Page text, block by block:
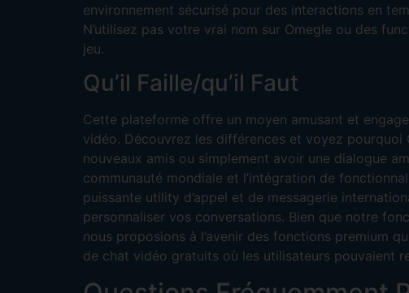
environnement sécurisé pour des interactions en
N’utilisez pas votre vrai nom sur Omegle ou des
jeu.
Qu’il Faille/qu’il Faut
Cette plateforme offre un moyen amusant et
vidéo. Découvrez les différences et voyez
nouveaux amis ou simplement avoir une dialogue
communauté mondiale et l’intégration de
puissante utility d’appel et de messagerie
personnaliser vos conversations. Bien que notre
nous proposions à l’avenir des fonctions premium
de chat vidéo gratuits où les utilisateurs pouvaient